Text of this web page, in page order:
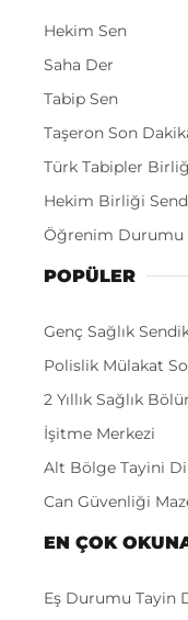
Hekim Sen
Saha Der
Tabip Sen
Taşeron Son
Türk Tabipler
Hekim Birliği
Öğrenim Durumu
POPÜLER
Genç Sağlık
Polislik Mülakat
2 Yıllık Sağlık
İşitme Merkezi
Alt Bölge Tayini
Can Güvenliği
EN ÇOK
Eş Durumu Tayin